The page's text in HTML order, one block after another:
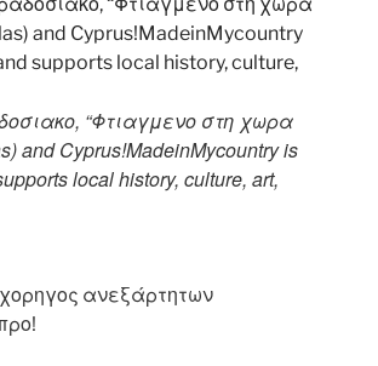
“Φτιαγμενο στη χωρα
and Cyprus!MadeinMycountry is
local history, culture, art,
ανεξάρτητων